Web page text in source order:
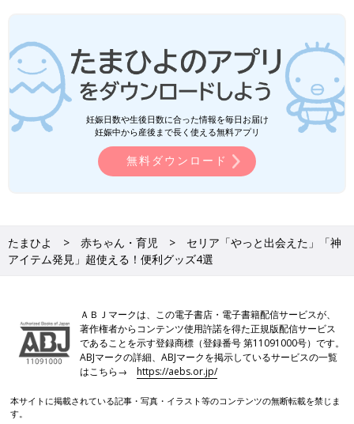
妊娠日数や生後日数に合った情報を毎日お届け
妊娠中から産後まで長く使える無料アプリ
無料ダウンロード
たまひよ 赤ちゃん・育児
セリア「やっと出会えた」「神
アイテム発見」超使える！便利グッズ4選
ＡＢＪマークは、この電子書店・電子書籍配信サービスが、
著作権者からコンテンツ使用許諾を得た正規版配信サービス
であることを示す登録商標（登録番号 第11091000号）です。
ABJマークの詳細、ABJマークを掲示しているサービスの一覧
はこちら→https://aebs.or.jp/
本サイトに掲載されている記事・写真・イラスト等のコンテンツの無断転載を禁じま
す。